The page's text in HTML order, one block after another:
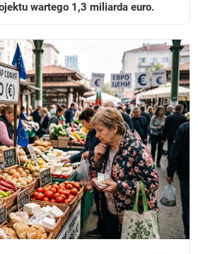
wartego 1,3 miliarda euro.